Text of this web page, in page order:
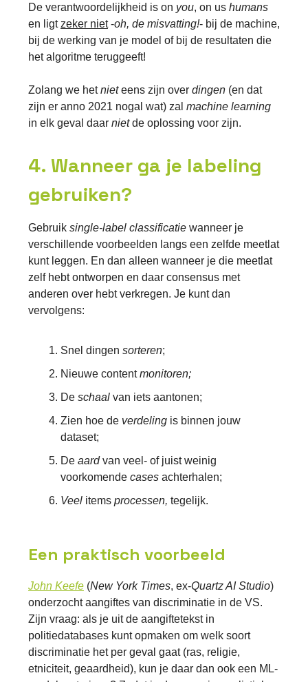
De verantwoordelijkheid is on you, on us humans
en ligtzeker niet-oh, de misvatting!- bij de machine,
bij de werking van je model of bij de resultaten die
het algoritme teruggeeft!
Zolang we hetnieteens zijn over dingen (en dat
zijn er anno 2021 nogal wat) zal machine learning
in elk geval daar nietde oplossing voor zijn.
4. Wanneer ga je labeling
gebruiken?
Gebruik single-label classificatie wanneer je
verschillende voorbeelden langs een zelfde meetlat
kunt leggen. En dan alleen wanneer je die meetlat
zelf hebt ontworpen en daar consensus met
anderen over hebt verkregen. Je kunt dan
vervolgens:
Snel dingen sorteren;
Nieuwe contentmonitoren;
De schaal van iets aantonen;
Zien hoe de verdeling is binnen jouw
dataset;
De aardvan veel- of juist weinig
voorkomende cases achterhalen;
Veel items processen, tegelijk.
Een praktisch voorbeeld
John Keefe (New York Times, ex-Quartz AI Studio)
onderzocht aangiftes van discriminatie in de VS.
Zijn vraag: als je uit de aangiftetekst in
politiedatabases kunt opmaken om welk soort
discriminatie het per geval gaat (ras, religie,
etniciteit, geaardheid), kun je daar dan ook een ML-